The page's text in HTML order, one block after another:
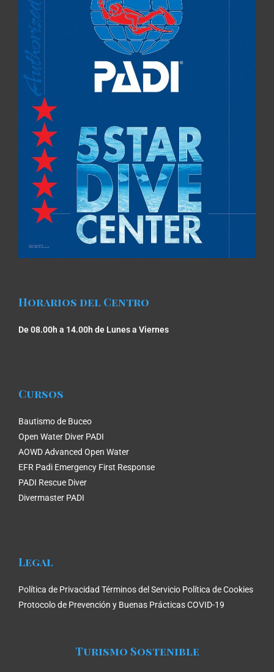
explicados, lo que
ayuda a entender bien
el porqué de cada
cosa y no sólo a
seguir unas
instrucciones
predefinidas.
Recomendado 100%.
Horarios del Centro
De 08.00h a 14.00h de Lunes a Viernes
Cursos
Bautismo de Buceo
Open Water Diver PADI
AOWD Advanced Open Water
EFR Padi Emergency First Response
PADI Rescue Diver
Divermaster PADI
Legal
Política de Privacidad Términos del Servicio Política de Cookies
Protocolo de Prevención y Buenas Prácticas COVID-19
Turismo Sostenible